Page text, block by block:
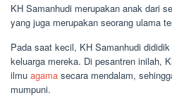
KH Samanhudi merupakan anak dari
yang juga merupakan seorang ulama
Pada saat kecil, KH Samanhudi
keluarga mereka. Di pesantren inilah,
ilmu agama secara mendalam,
mumpuni.